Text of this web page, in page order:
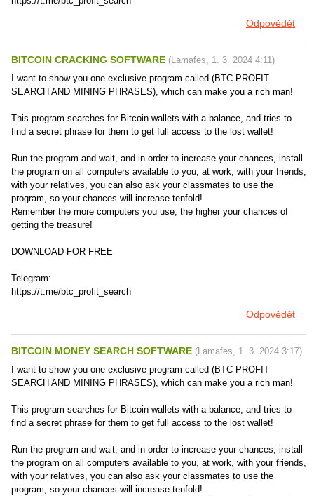
Odpovědět
BITCOIN CRACKING SOFTWARE (Lamafes 1. 3. 2024 4:11)
I want to show you one exclusive program called (BTC PROFIT
SEARCH AND MINING PHRASES), which can make you a rich man!
This program searches for Bitcoin wallets with a balance, and tries to
find a secret phrase for them to get full access to the lost wallet!
Run the program and wait, and in order to increase your chances, install
the program on all computers available to you, at work, with your friends,
with your relatives, you can also ask your classmates to use the
program, so your chances will increase tenfold!
Remember the more computers you use, the higher your chances of
getting the treasure!
DOWNLOAD FOR FREE
Telegram:
https://t.me/btc_profit_search
Odpovědět
BITCOIN MONEY SEARCH SOFTWARE (Lamafes 1. 3. 2024 3:17)
I want to show you one exclusive program called (BTC PROFIT
SEARCH AND MINING PHRASES), which can make you a rich man!
This program searches for Bitcoin wallets with a balance, and tries to
find a secret phrase for them to get full access to the lost wallet!
Run the program and wait, and in order to increase your chances, install
the program on all computers available to you, at work, with your friends,
with your relatives, you can also ask your classmates to use the
program, so your chances will increase tenfold!